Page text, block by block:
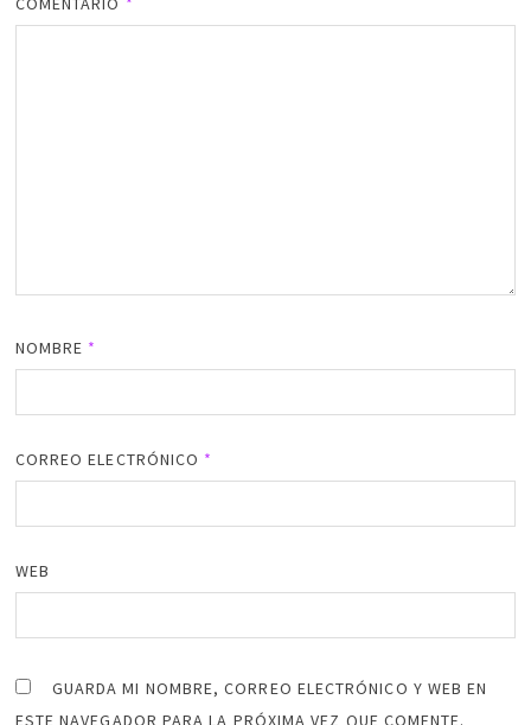
NOMBRE *
CORREO ELECTRÓNICO *
WEB
GUARDA MI NOMBRE, CORREO ELECTRÓNICO Y WEB EN